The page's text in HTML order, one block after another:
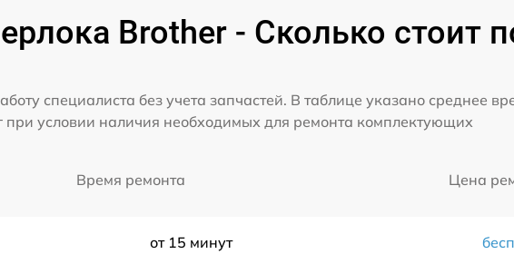
Brother - Сколько стоит
специалиста без учета запчастей. В таблице указано среднее
при условии наличия необходимых для ремонта комплектующих
Время ремонта Цена
от 15 минут